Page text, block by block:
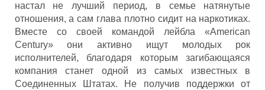
настал не лучший период, в семье натянутые
отношения, а сам глава плотно сидит на наркотиках.
Вместе со своей командой лейбла «American
Century» они активно ищут молодых рок
исполнителей, благодаря которым загибающаяся
компания станет одной из самых известных в
Соединенных Штатах. Не получив поддержки от